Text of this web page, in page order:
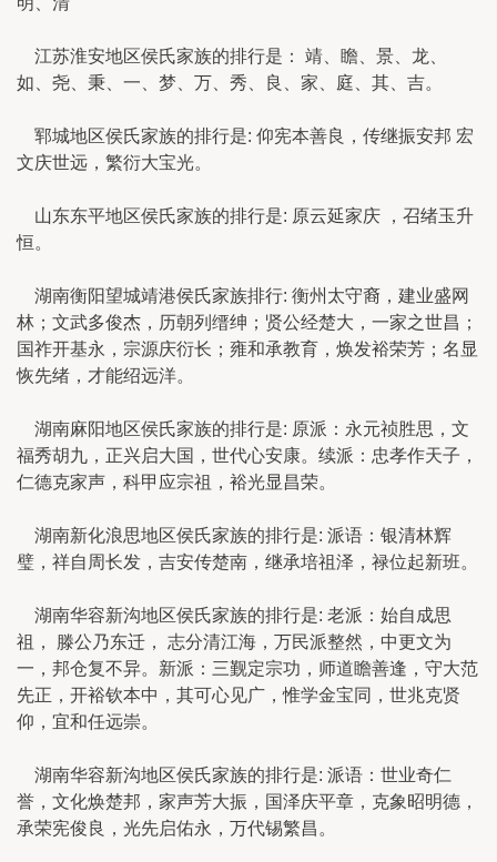
江苏淮安地区侯氏家族的排行是： 靖、瞻、景、龙、
如、尧、秉、一、梦、万、秀、良、家、庭、其、吉。
郓城地区侯氏家族的排行是: 仰宪本善良，传继振安邦 宏
文庆世远，繁衍大宝光。
山东东平地区侯氏家族的排行是: 原云延家庆 ，召绪玉升
恒。
湖南衡阳望城靖港侯氏家族排行: 衡州太守裔，建业盛网
林；文武多俊杰，历朝列缙绅；贤公经楚大，一家之世昌；
国祚开基永，宗源庆衍长；雍和承教育，焕发裕荣芳；名显
恢先绪，才能绍远洋。
湖南麻阳地区侯氏家族的排行是: 原派：永元祯胜思，文
福秀胡九，正兴启大国，世代心安康。续派：忠孝作天子，
仁德克家声，科甲应宗祖，裕光显昌荣。
湖南新化浪思地区侯氏家族的排行是: 派语：银清林辉
璧，祥自周长发，吉安传楚南，继承培祖泽，禄位起新班。
湖南华容新沟地区侯氏家族的排行是: 老派：始自成思
祖， 滕公乃东迁， 志分清江海，万民派整然，中更文为
一，邦仓复不异。新派：三觐定宗功，师道瞻善逢，守大范
先正，开裕钦本中，其可心见广，惟学金宝同，世兆克贤
仰，宜和任远崇。
湖南华容新沟地区侯氏家族的排行是: 派语：世业奇仁
誉，文化焕楚邦，家声芳大振，国泽庆平章，克象昭明德，
承荣宪俊良，光先启佑永，万代锡繁昌。